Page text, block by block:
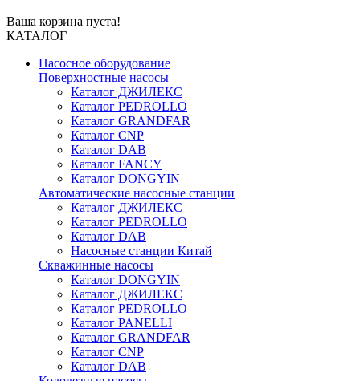
Ваша корзина пуста!
КАТАЛОГ
Насосное оборудование
Поверхностные насосы
Каталог ДЖИЛЕКС
Каталог PEDROLLO
Каталог GRANDFAR
Каталог CNP
Каталог DAB
Каталог FANCY
Каталог DONGYIN
Автоматические насосные станции
Каталог ДЖИЛЕКС
Каталог PEDROLLO
Каталог DAB
Насосные станции Китай
Скважинные насосы
Каталог DONGYIN
Каталог ДЖИЛЕКС
Каталог PEDROLLO
Каталог PANELLI
Каталог GRANDFAR
Каталог CNP
Каталог DAB